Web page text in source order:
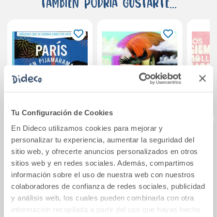
Tu Configuración de Cookies
En Dideco utilizamos cookies para mejorar y
personalizar tu experiencia, aumentar la seguridad del
sitio web, y ofrecerte anuncios personalizados en otros
sitios web y en redes sociales. Además, compartimos
información sobre el uso de nuestra web con nuestros
colaboradores de confianza de redes sociales, publicidad
y análisis web, los cuales pueden combinarla con otra
información recopilada a partir del uso que hayas hecho
París en
Pijamarama
16,00€
Comprar
Lucía
14,50€
Comprar